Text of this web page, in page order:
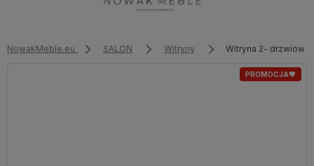
NowakMeble.eu SALON Witryny Witryna 2- drzwiowa
PROMOCJA🖤